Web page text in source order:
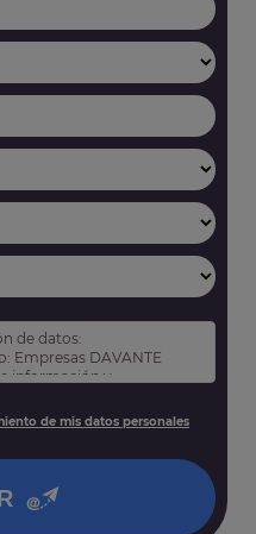
de datos:
Empresas DAVANTE
información y
y suprimir sus datos,
se explica en nuestra
de mis datos personales